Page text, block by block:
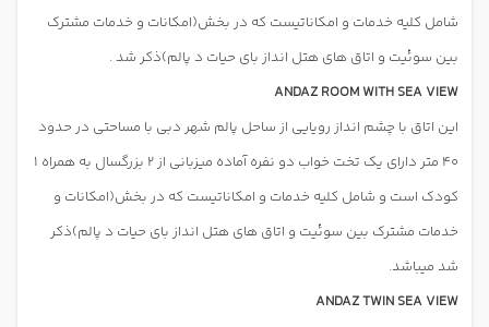
شامل کلیه خدمات و امکاناتیست که در بخش(امکانات و خدمات مشترک
بین سوئیت و اتاق های هتل انداز بای حیات د پالم)ذکر شد .
ANDAZ ROOM WITH SEA VIEW
این اتاق با چشم انداز رویایی از ساحل پالم شهر دبی با مساحتی در حدود
40 متر دارای یک تخت خواب دو نفره آماده میزبانی از 2 بزرگسال به همراه 1
کودک است و شامل کلیه خدمات و امکاناتیست که در بخش(امکانات و
خدمات مشترک بین سوئیت و اتاق های هتل انداز بای حیات د پالم)ذکر
شد میباشد.
ANDAZ TWIN SEA VIEW